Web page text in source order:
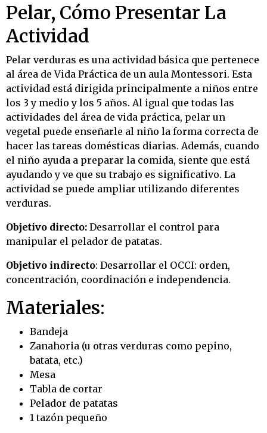
Pelar, Cómo Presentar La
Actividad
Pelar verduras es una actividad básica que pertenece
al área de Vida Práctica de un aula Montessori. Esta
actividad está dirigida principalmente a niños entre
los 3 y medio y los 5 años. Al igual que todas las
actividades del área de vida práctica, pelar un
vegetal puede enseñarle al niño la forma correcta de
hacer las tareas domésticas diarias. Además, cuando
el niño ayuda a preparar la comida, siente que está
ayudando y ve que su trabajo es significativo. La
actividad se puede ampliar utilizando diferentes
verduras.
Objetivo directo: Desarrollar el control para
manipular el pelador de patatas.
Objetivo indirecto: Desarrollar el OCCI: orden,
concentración, coordinación e independencia.
Materiales:
Bandeja
Zanahoria (u otras verduras como pepino,
batata, etc.)
Mesa
Tabla de cortar
Pelador de patatas
1 tazón pequeño